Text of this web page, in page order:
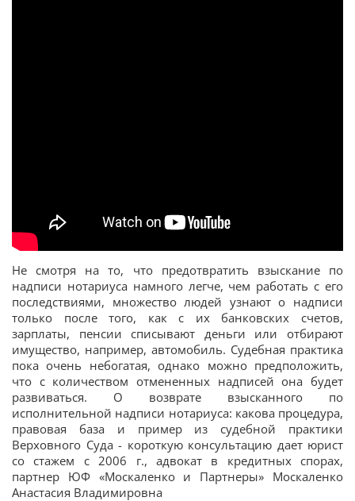
Не смотря на то, что предотвратить взыскание по
надписи нотариуса намного легче, чем работать с его
последствиями, множество людей узнают о надписи
только после того, как с их банковских счетов,
зарплаты, пенсии списывают деньги или отбирают
имущество, например, автомобиль. Судебная практика
пока очень небогатая, однако можно предположить,
что с количеством отмененных надписей она будет
развиваться. О возврате взысканного по
исполнительной надписи нотариуса: какова процедура,
правовая база и пример из судебной практики
Верховного Суда - короткую консультацию дает юрист
со стажем с 2006 г., адвокат в кредитных спорах,
партнер ЮФ «Москаленко и Партнеры» Москаленко
Анастасия Владимировна